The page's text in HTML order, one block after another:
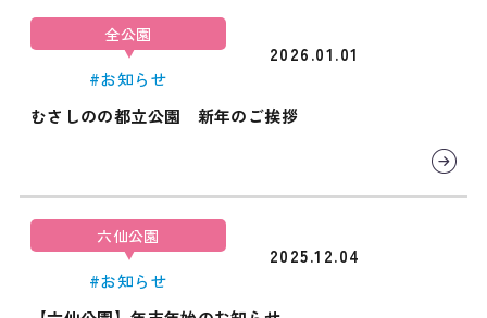
全公園
#お知らせ
2026.01.01
むさしのの都立公園 新年のご挨拶
六仙公園
#お知らせ
2025.12.04